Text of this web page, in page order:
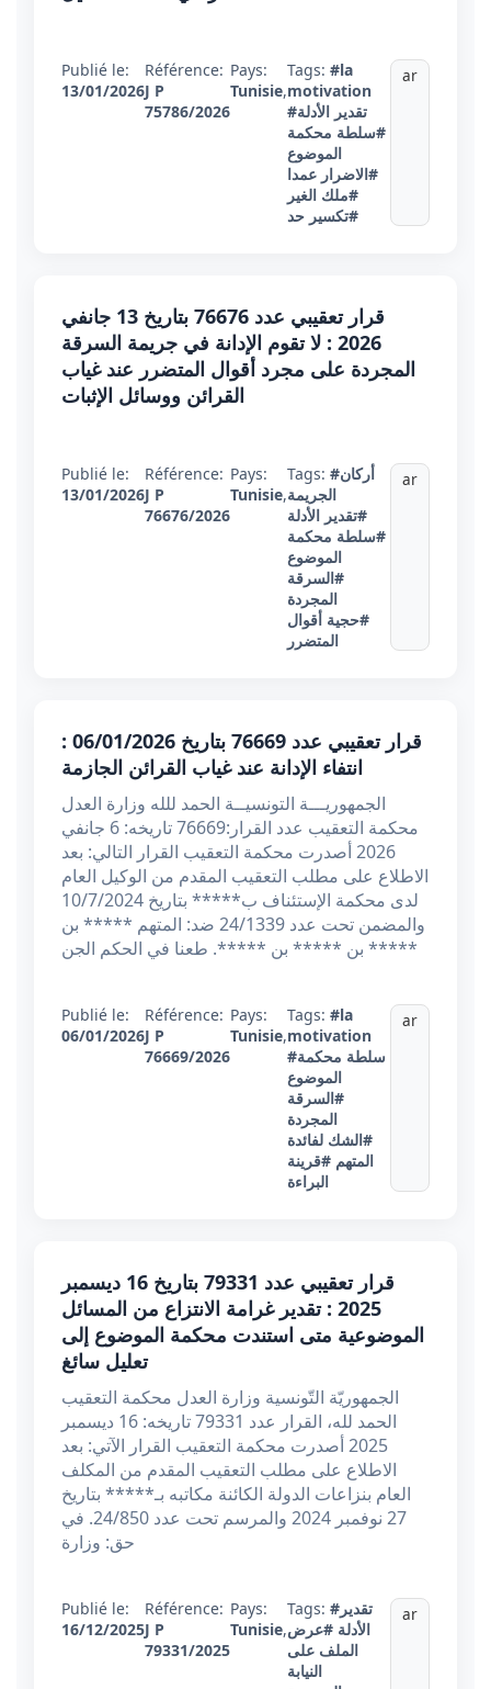
Publié le:
13/01/2026
Référence:
J P
75786/2026
Pays:
Tunisie,
Tags: #la
motivation
#تقدير الأدلة
#سلطة محكمة
الموضوع
#الاضرار عمدا
#ملك الغير
#تكسير حد
ar
قرار تعقيبي عدد 76676 بتاريخ 13 جانفي
2026 : لا تقوم الإدانة في جريمة السرقة
المجردة على مجرد أقوال المتضرر عند غياب
القرائن ووسائل الإثبات
Publié le:
13/01/2026
Référence:
J P
76676/2026
Pays:
Tunisie,
Tags: #أركان
الجريمة
#تقدير الأدلة
#سلطة محكمة
الموضوع
#السرقة
المجردة
#حجية أقوال
المتضرر
ar
قرار تعقيبي عدد 76669 بتاريخ 06/01/2026 :
انتفاء الإدانة عند غياب القرائن الجازمة
الجمهوريـــة التونسيــة الحمد للله وزارة العدل
محكمة التعقيب عدد القرار:76669 تاريخه: 6 جانفي
2026 أصدرت محكمة التعقيب القرار التالي: بعد
الاطلاع على مطلب التعقيب المقدم من الوكيل العام
لدى محكمة الإستئناف ب***** بتاريخ 10/7/2024
والمضمن تحت عدد 24/1339 ضد: المتهم ***** بن
***** بن ***** بن *****. طعنا في الحكم الجن
Publié le:
06/01/2026
Référence:
J P
76669/2026
Pays:
Tunisie,
Tags: #la
motivation
#سلطة محكمة
الموضوع
#السرقة
المجردة
#الشك لفائدة
المتهم #قرينة
البراءة
ar
قرار تعقيبي عدد 79331 بتاريخ 16 ديسمبر
2025 : تقدير غرامة الانتزاع من المسائل
الموضوعية متى استندت محكمة الموضوع إلى
تعليل سائغ
الجمهوريّة التّونسية وزارة العدل محكمة التعقيب
الحمد لله، القرار عدد 79331 تاريخه: 16 ديسمبر
2025 أصدرت محكمة التعقيب القرار الآتي: بعد
الاطلاع على مطلب التعقيب المقدم من المكلف
العام بنزاعات الدولة الكائنة مكاتبه بـ***** بتاريخ
27 نوفمبر 2024 والمرسم تحت عدد 24/850. في
حق: وزارة
Publié le:
16/12/2025
Référence:
J P
79331/2025
Pays:
Tunisie,
Tags: #تقدير
الأدلة #عرض
الملف على
النيابة
ar